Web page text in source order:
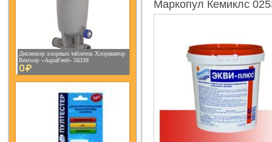
Диспенсер хлорных таблеток Хлоринатор
Bestway «AquaFeed» 58338
0¤
Маркопул Кемиклс